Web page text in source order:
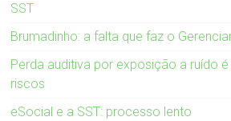
SST
Brumadinho: a falta que faz o
Perda auditiva por exposição a ruído
riscos
eSocial e a SST: processo lento